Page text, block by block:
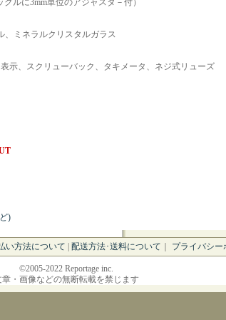
ルに3mm単位のアジャスタ－付）
、ミネラルクリスタルガラス
示、スクリューバック、タキメータ、ネジ式リューズ
)
い方法について 配送方法･送料について プライバシー
©2005-2022 Reportage inc.
章・画像などの無断転載を禁じます